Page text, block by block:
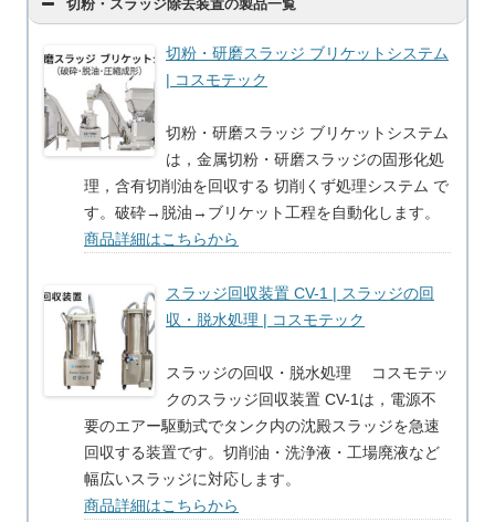
切粉・スラッジ除去装置の製品一覧
切粉・研磨スラッジ ブリケットシステム
| コスモテック
切粉・研磨スラッジ ブリケットシステム
は，金属切粉・研磨スラッジの固形化処
理，含有切削油を回収する 切削くず処理システム で
す。破砕→脱油→ブリケット工程を自動化します。
商品詳細はこちらから
スラッジ回収装置 CV-1 | スラッジの回
収・脱水処理 | コスモテック
スラッジの回収・脱水処理 コスモテッ
クのスラッジ回収装置 CV-1は，電源不
要のエアー駆動式でタンク内の沈殿スラッジを急速
回収する装置です。切削油・洗浄液・工場廃液など
幅広いスラッジに対応します。
商品詳細はこちらから